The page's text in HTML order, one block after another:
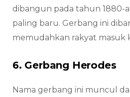
dibangun pada tahun 1880-
paling baru. Gerbang ini
memudahkan rakyat masuk
6. Gerbang Herodes
Nama gerbang ini muncul